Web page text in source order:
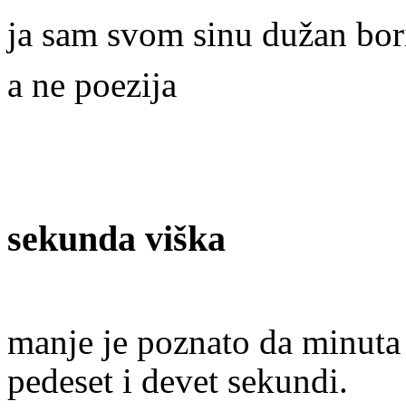
ja sam svom sinu dužan
a ne poezija
sekunda viška
manje je poznato da
pedeset i devet sekundi.